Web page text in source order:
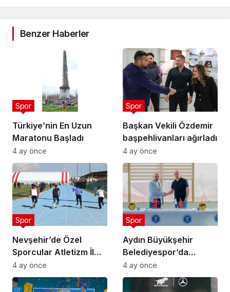
Benzer Haberler
Türkiye’nin En Uzun
Maratonu Başladı
Spor
4 ay önce
Başkan Vekili Özdemir
başpehlivanları ağırladı
Spor
4 ay önce
Nevşehir’de Özel
Sporcular Atletizm İl
Şampiyonası
Düzenlendi
Spor
4 ay önce
Aydın Büyükşehir
Belediyespor’da
Ataman Güneyligil
Dönemi
Spor
4 ay önce